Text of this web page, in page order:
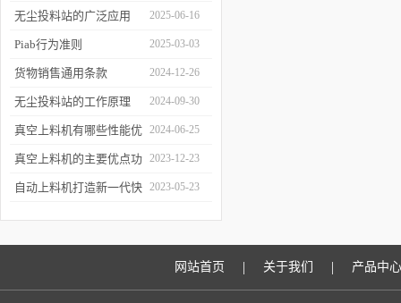
理与广泛应用
无尘投料站的广泛应用 2025-06-16
Piab行为准则 2025-03-03
货物销售通用条款 2024-12-26
无尘投料站的工作原理 2024-09-30
真空上料机有哪些性能优
于传统上料
2024-06-25
真空上料机的主要优点功
能有哪些
2023-12-23
自动上料机打造新一代快 2023-05-23
网站首页 | 关于我们 | 产品中心